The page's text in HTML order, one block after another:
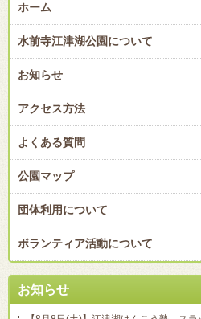
ホーム
水前寺江津湖公園について
お知らせ
アクセス方法
よくある質問
公園マップ
団体利用について
ボランティア活動について
お知らせ